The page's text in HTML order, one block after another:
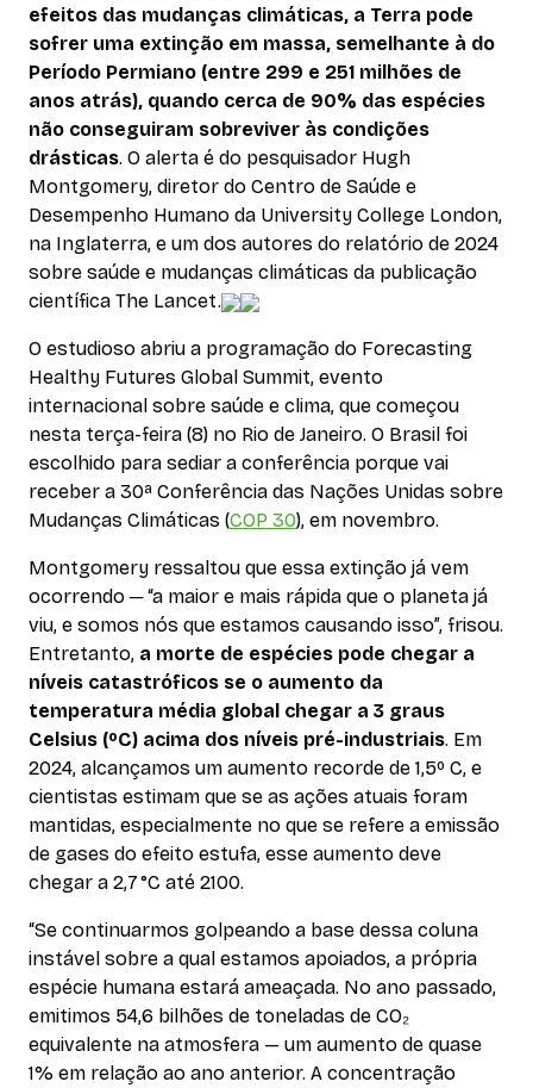
efeitos das mudanças climáticas, a Terra pode
sofrer uma extinção em massa, semelhante à do
Período Permiano (entre 299 e 251 milhões de
anos atrás), quando cerca de 90% das espécies
não conseguiram sobreviver às condições
drásticas. O alerta é do pesquisador Hugh
Montgomery, diretor do Centro de Saúde e
Desempenho Humano da University College London,
na Inglaterra, e um dos autores do relatório de 2024
sobre saúde e mudanças climáticas da publicação
científica The Lancet.
O estudioso abriu a programação do Forecasting
Healthy Futures Global Summit, evento
internacional sobre saúde e clima, que começou
nesta terça-feira (8) no Rio de Janeiro. O Brasil foi
escolhido para sediar a conferência porque vai
receber a 30ª Conferência das Nações Unidas sobre
Mudanças Climáticas (COP 30), em novembro.
Montgomery ressaltou que essa extinção já vem
ocorrendo ─ “a maior e mais rápida que o planeta já
viu, e somos nós que estamos causando isso”, frisou.
Entretanto, a morte de espécies pode chegar a
níveis catastróficos se o aumento da
temperatura média global chegar a 3 graus
Celsius (ºC) acima dos níveis pré-industriais. Em
2024, alcançamos um aumento recorde de 1,5º C, e
cientistas estimam que se as ações atuais foram
mantidas, especialmente no que se refere a emissão
de gases do efeito estufa, esse aumento deve
chegar a 2,7 °C até 2100.
“Se continuarmos golpeando a base dessa coluna
instável sobre a qual estamos apoiados, a própria
espécie humana estará ameaçada. No ano passado,
emitimos 54,6 bilhões de toneladas de CO₂
equivalente na atmosfera — um aumento de quase
1% em relação ao ano anterior. A concentração